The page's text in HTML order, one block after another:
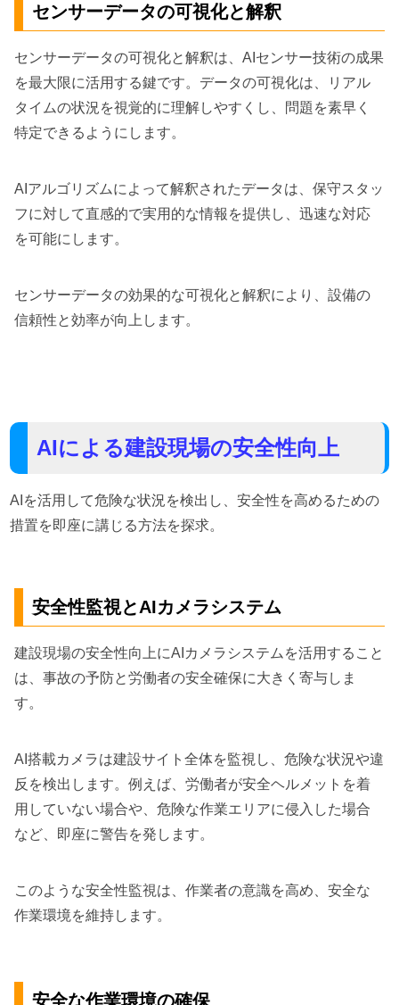
センサーデータの可視化と解釈
センサーデータの可視化と解釈は、AIセンサー技術の成果
を最大限に活用する鍵です。データの可視化は、リアル
タイムの状況を視覚的に理解しやすくし、問題を素早く
特定できるようにします。
AIアルゴリズムによって解釈されたデータは、保守スタッ
フに対して直感的で実用的な情報を提供し、迅速な対応
を可能にします。
センサーデータの効果的な可視化と解釈により、設備の
信頼性と効率が向上します。
AIによる建設現場の安全性向上
AIを活用して危険な状況を検出し、安全性を高めるための
措置を即座に講じる方法を探求。
安全性監視とAIカメラシステム
建設現場の安全性向上にAIカメラシステムを活用すること
は、事故の予防と労働者の安全確保に大きく寄与しま
す。
AI搭載カメラは建設サイト全体を監視し、危険な状況や違
反を検出します。例えば、労働者が安全ヘルメットを着
用していない場合や、危険な作業エリアに侵入した場合
など、即座に警告を発します。
このような安全性監視は、作業者の意識を高め、安全な
作業環境を維持します。
安全な作業環境の確保